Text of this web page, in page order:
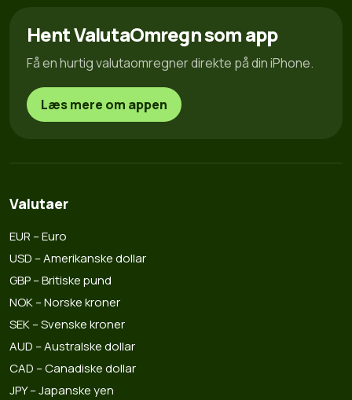
Hent ValutaOmregn som app
Få en hurtig valutaomregner direkte på din iPhone.
Læs mere om appen
Valutaer
EUR – Euro
USD – Amerikanske dollar
GBP – Britiske pund
NOK – Norske kroner
SEK – Svenske kroner
AUD – Australske dollar
CAD – Canadiske dollar
JPY – Japanske yen